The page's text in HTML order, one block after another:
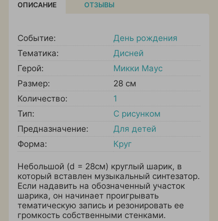
ОПИСАНИЕ ОТЗЫВЫ
Событие:
День рождения
Тематика:
Дисней
Герой:
Микки Маус
Размер:
28 см
Количество:
1
Тип:
С рисунком
Предназначение:
Для детей
Форма:
Круг
Небольшой (d = 28см) круглый шарик, в
который вставлен музыкальный синтезатор.
Если надавить на обозначенный участок
шарика, он начинает проигрывать
тематическую запись и резонировать ее
громкость собственными стенками.